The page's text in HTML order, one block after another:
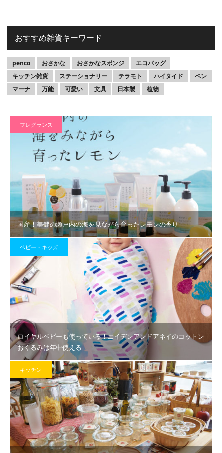
おすすめ雑貨キーワード
penco おさかな おさかなスポンジ
エコバッグ
キッチン雑貨
ステーショナリー テラモト ハイタイド
ペン
マーナ
万能 可愛い 文具 日本製 植物
フレグランス
国産！美健の瀬戸内の海を見ながら育ったレモンの香り
ベビー・キッズ
ロイヤルベビーも使っている！エイデンアンドアネイのコットン
おくるみは年中使える
キッチン